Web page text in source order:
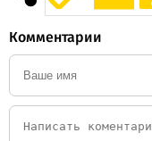
Комментарии